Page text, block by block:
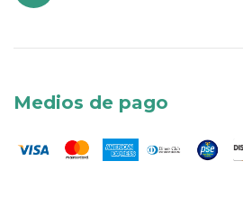
Medios de pago